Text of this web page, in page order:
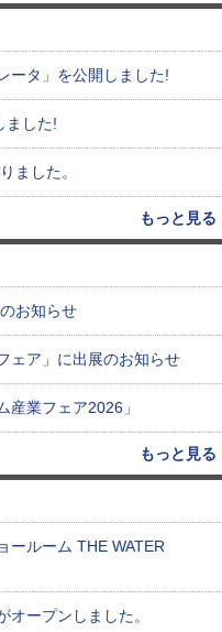
ータ」を公開しました!
ました!
ました。
もっと見る
お知らせ
ェア」に出展のお知らせ
産業フェア2026」
もっと見る
ールーム THE WATER
ープンしました。